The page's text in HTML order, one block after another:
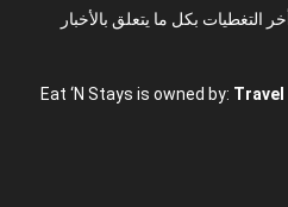
بكل ما يتعلق بالأخبار
Eat ‘N Stays is owned by: